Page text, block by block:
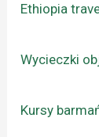
Ethiopia
Wycieczki
Kursy